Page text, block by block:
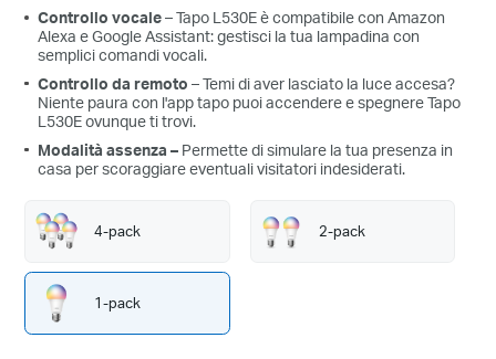
Controllo vocale– Tapo L530E è compatibile con Amazon
Alexa e Google Assistant: gestisci la tua lampadina con
semplici comandi vocali.
Controllo da remoto– Temi di aver lasciato la luce accesa?
Niente paura con l'app tapo puoi accendere e spegnere Tapo
L530E ovunque ti trovi.
Modalità assenza– Permette di simulare la tua presenza in
casa per scoraggiare eventuali visitatori indesiderati.
4-pack 2-pack
1-pack